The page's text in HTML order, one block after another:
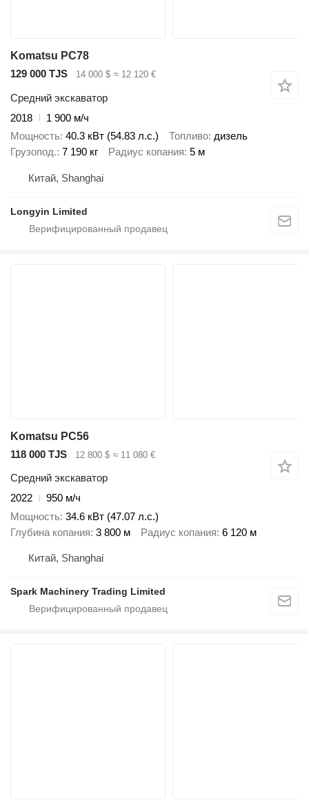
Komatsu PC78
129 000 TJS
14 000 $ ≈ 12 120 €
Средний экскаватор
2018
1 900 м/ч
Мощность 40.3 кВт (54.83 л.с.) Топливо дизель
Грузопод. 7 190 кг Радиус копания 5 м
Китай, Shanghai
Longyin Limited
Komatsu PC56
118 000 TJS
12 800 $ ≈ 11 080 €
Средний экскаватор
2022
950 м/ч
Мощность 34.6 кВт (47.07 л.с.)
Глубина копания 3 800 м Радиус копания 6 120 м
Китай, Shanghai
Spark Machinery Trading Limited